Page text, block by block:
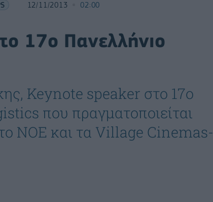
12/11/2013 02:00
17ο Πανελλήνιο
Keynote speaker στο 17o
που πραγματοποιείται
ΝΟΕ και τα Village Cinemas-